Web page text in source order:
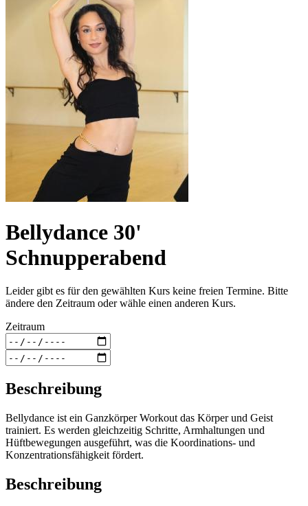
Bellydance 30'
Schnupperabend
Leider gibt es für den gewählten Kurs keine freien Termine. Bitte
ändere den Zeitraum oder wähle einen anderen Kurs.
Zeitraum
Beschreibung
Bellydance ist ein Ganzkörper Workout das Körper und Geist
trainiert. Es werden gleichzeitig Schritte, Armhaltungen und
Hüftbewegungen ausgeführt, was die Koordinations- und
Konzentrationsfähigkeit fördert.
Beschreibung